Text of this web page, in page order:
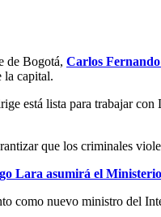
de Bogotá, Carlos
la capital.
está lista para trabajar con
que los criminales
Lara asumirá el
como nuevo ministro del